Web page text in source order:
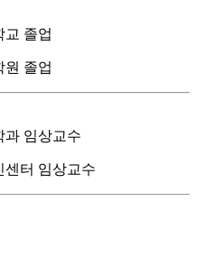
교 졸업
원 졸업
과 임상교수
센터 임상교수